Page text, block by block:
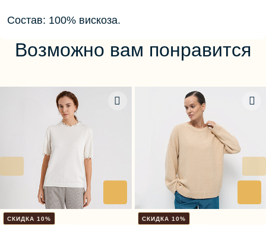
Состав: 100% вискоза.
Возможно вам понравится
СКИДКА 10%
СКИДКА 10%